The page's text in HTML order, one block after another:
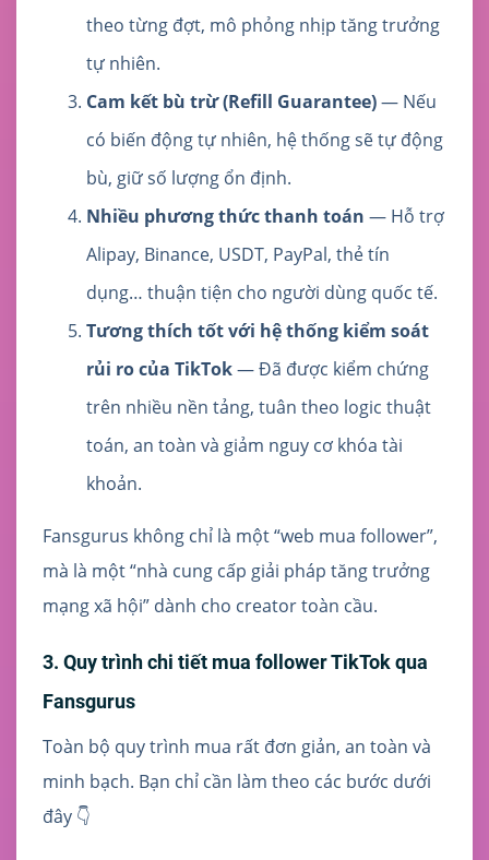
theo từng đợt, mô phỏng nhịp tăng trưởng
tự nhiên.
Cam kết bù trừ (Refill Guarantee)— Nếu
có biến động tự nhiên, hệ thống sẽ tự động
bù, giữ số lượng ổn định.
Nhiều phương thức thanh toán — Hỗ trợ
Alipay, Binance, USDT, PayPal, thẻ tín
dụng… thuận tiện cho người dùng quốc tế.
Tương thích tốt với hệ thống kiểm soát
rủi ro của TikTok— Đã được kiểm chứng
trên nhiều nền tảng, tuân theo logic thuật
toán, an toàn và giảm nguy cơ khóa tài
khoản.
Fansgurus không chỉ là một “web mua follower”,
mà là một “nhà cung cấp giải pháp tăng trưởng
mạng xã hội” dành cho creator toàn cầu.
3. Quy trình chi tiết mua follower TikTok qua
Fansgurus
Toàn bộ quy trình mua rất đơn giản, an toàn và
minh bạch. Bạn chỉ cần làm theo các bước dưới
đây 👇